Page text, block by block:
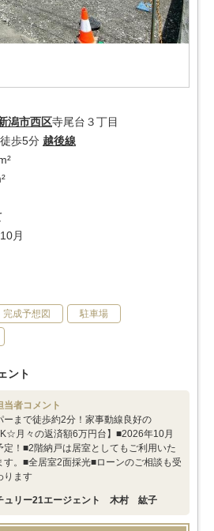
潟市西区寺尾台３丁目
徒歩5分 越後線
月
完成予想図 駐車場
ント
当者コメント
ーまで徒歩約2分！家事動線良好の
月々の返済額6万円台】■2026年10月
定！■2階納戸は居室としてもご利用いた
す。■全居室2面採光■ローンのご相談も受
ります
ュリー21エージェント 木村 紘子